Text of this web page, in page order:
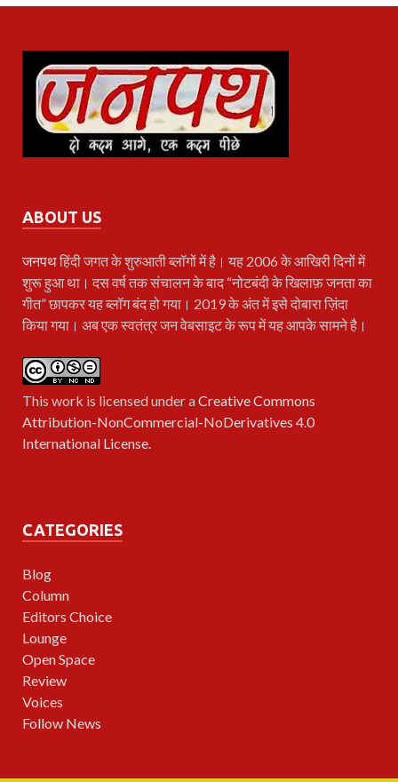
ABOUT US
जनपथहिंदी जगत के शुरुआती ब्लॉगों में है। यह 2006 के आखिरी दिनों में
शुरू हुआ था। दस वर्ष तक संचालन के बाद “नोटबंदी के खिलाफ़ जनता का
गीत” छापकर यह ब्लॉग बंद हो गया। 2019 के अंत में इसे दोबारा ज़िंदा
किया गया। अब एक स्वतंत्र जन वेबसाइट के रूप में यह आपके सामने है।
This work is licensed under aCreative Commons
Attribution-NonCommercial-NoDerivatives 4.0
International License.
CATEGORIES
Blog
Column
Editors Choice
Lounge
Open Space
Review
Voices
Follow News